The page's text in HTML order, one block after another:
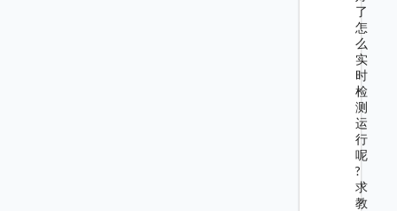
了
怎
么
实
时
检
测
运
行
呢
?
求
教